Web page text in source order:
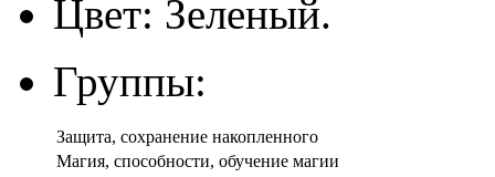
Цвет: Зеленый.
Группы:
Защита, сохранение накопленного
Магия, способности, обучение магии